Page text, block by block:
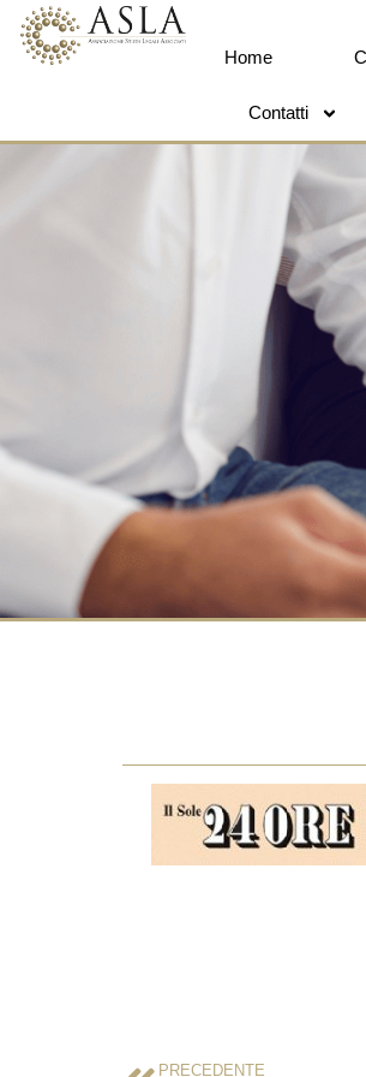
Home
Contatti
PRECEDENTE